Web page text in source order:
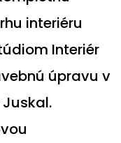
interiéru
Interiér
úpravu v